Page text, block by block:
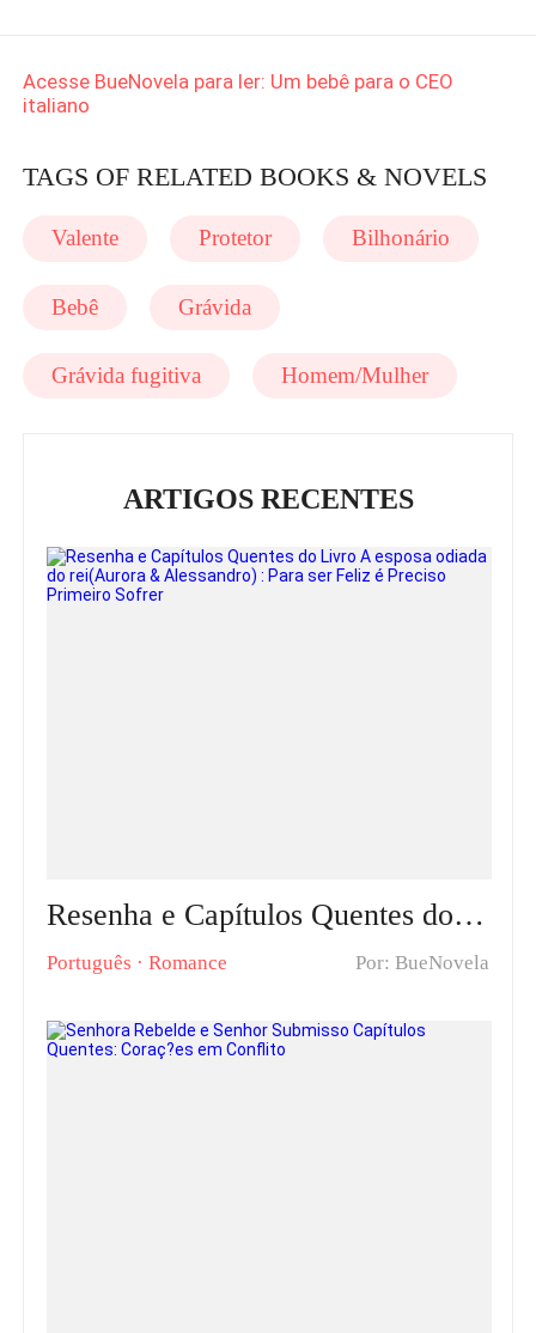
Acesse BueNovela para ler: Um bebê para o CEO
italiano
TAGS OF RELATED BOOKS & NOVELS
Valente Protetor Bilhonário
Bebê Grávida
Grávida fugitiva Homem/Mulher
ARTIGOS RECENTES
Resenha e Capítulos Quentes do Livro A esposa odiada do rei(Aurora & Alessandro) : Para ser Feliz é Preciso Primeiro Sofrer
Português ·Romance Por: BueNovela